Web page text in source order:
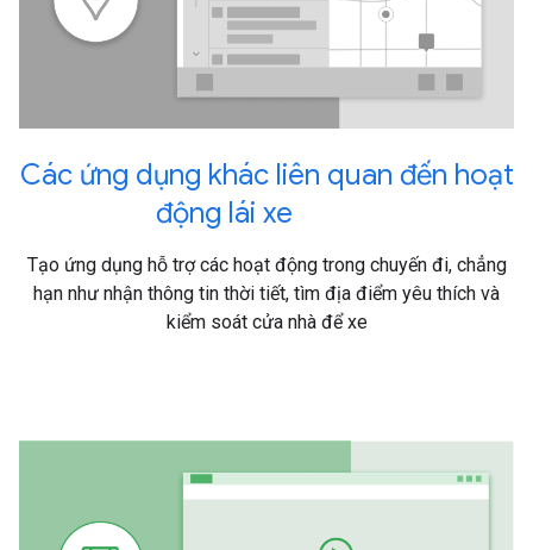
Các ứng dụng khác liên quan đến hoạt
động lái xe
Tạo ứng dụng hỗ trợ các hoạt động trong chuyến đi, chẳng
hạn như nhận thông tin thời tiết, tìm địa điểm yêu thích và
kiểm soát cửa nhà để xe